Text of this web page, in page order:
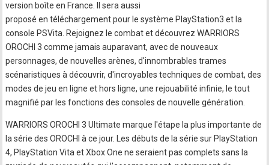
version boîte en France. Il sera aussi
proposé en téléchargement pour le système PlayStation3 et la
console PSVita. Rejoignez le combat et découvrez WARRIORS
OROCHI 3 comme jamais auparavant, avec de nouveaux
personnages, de nouvelles arènes, d'innombrables trames
scénaristiques à découvrir, d'incroyables techniques de combat, des
modes de jeu en ligne et hors ligne, une rejouabilité infinie, le tout
magnifié par les fonctions des consoles de nouvelle génération.
WARRIORS OROCHI 3 Ultimate marque l'étape la plus importante de
la série des OROCHI à ce jour. Les débuts de la série sur PlayStation
4, PlayStation Vita et Xbox One ne seraient pas complets sans la